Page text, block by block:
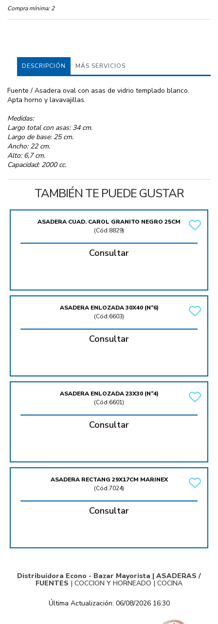
Compra mínima: 2
DESCRIPCIÓN MÁS SERVICIOS
Fuente / Asadera oval con asas de vidrio templado blanco.
Apta horno y lavavajillas.
Medidas:
Largo total con asas: 34 cm.
Largo de base: 25 cm.
Ancho: 22 cm.
Alto: 6,7 cm.
Capacidad: 2000 cc.
TAMBIÉN TE PUEDE GUSTAR
ASADERA CUAD. CAROL GRANITO NEGRO 25CM
(Cód.8829)
Consultar
ASADERA ENLOZADA 30X40 (Nº6)
(Cód.6603)
Consultar
ASADERA ENLOZADA 23X30 (Nº4)
(Cód.6601)
Consultar
ASADERA RECTANG 29X17CM MARINEX
(Cód.7024)
Consultar
Distribuidora Econo - Bazar Mayorista | ASADERAS /
FUENTES | COCCION Y HORNEADO | COCINA
Última Actualización: 06/08/2026 16:30